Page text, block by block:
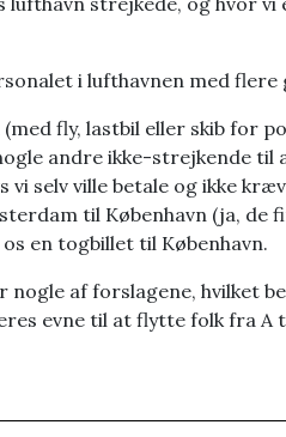
i lufthavnen med flere
fly, lastbil eller skib for
andre ikke-strejkende til
vi selv ville betale og ikke
til København (ja, de
en togbillet til København.
af forslagene, hvilket
evne til at flytte folk fra A